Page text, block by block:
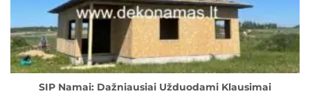
SIP Namai: Dažniausiai Užduodami Klausimai